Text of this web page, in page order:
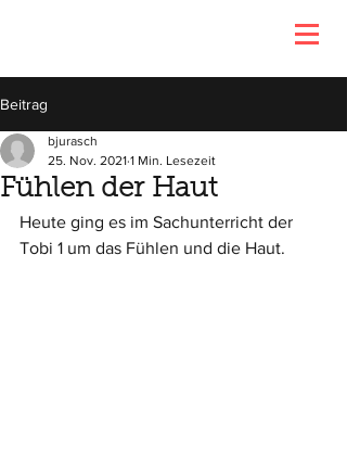
Beitrag
Fühlen der Haut
bjurasch
25. Nov. 2021 1 Min. Lesezeit
Heute ging es im Sachunterricht der
Tobi 1 um das Fühlen und die Haut.